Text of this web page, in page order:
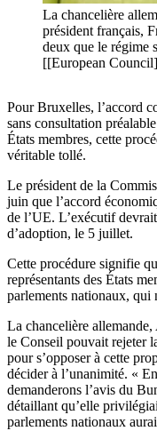
La chancelière
président français,
deux que le régime
[[European
Pour Bruxelles, l’accord
sans consultation
États membres, cette
véritable tollé.
Le président de la
juin que l’accord
de l’UE. L’exécutif
d’adoption, le 5 juillet.
Cette procédure signifie
représentants des États
parlements nationaux, qui
La chancelière
le Conseil pouvait rejeter
pour s’opposer à cette
décider à l’unanimité. «
demanderons l’avis du
détaillant qu’elle
parlements nationaux